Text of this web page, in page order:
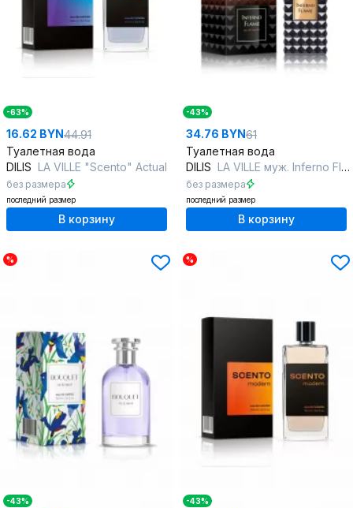
-63%
16.62 BYN44.91
Туалетная вода
DILIS LA VILLE "Scento" Actual
без размера
последний размер
В корзину
-43%
34.76 BYN61
Туалетная вода
DILIS LA VILLE муж. Inferno Flame
без размера
последний размер
В корзину
%
-43%
%
-43%